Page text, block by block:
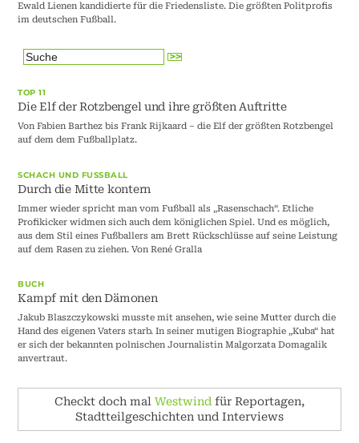
Ewald Lienen kandidierte für die Friedensliste. Die größten Politprofis
im deutschen Fußball.
TOP 11
Die Elf der Rotzbengel und ihre größten Auftritte
Von Fabien Barthez bis Frank Rijkaard – die Elf der größten Rotzbengel
auf dem dem Fußballplatz.
SCHACH UND FUSSBALL
Durch die Mitte kontern
Immer wieder spricht man vom Fußball als „Rasenschach“. Etliche
Profikicker widmen sich auch dem königlichen Spiel. Und es möglich,
aus dem Stil eines Fußballers am Brett Rückschlüsse auf seine Leistung
auf dem Rasen zu ziehen. Von René Gralla
BUCH
Kampf mit den Dämonen
Jakub Blaszczykowski musste mit ansehen, wie seine Mutter durch die
Hand des eigenen Vaters starb. In seiner mutigen Biographie „Kuba“ hat
er sich der bekannten polnischen Journalistin Malgorzata Domagalik
anvertraut.
Checkt doch mal Westwind für Reportagen,
Stadtteilgeschichten und Interviews